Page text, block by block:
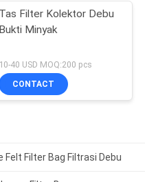
Tas Filter Kolektor Debu
Bukti Minyak
10-40 USD MOQ:200 pcs
CONTACT
Filter Bag Filtrasi Debu